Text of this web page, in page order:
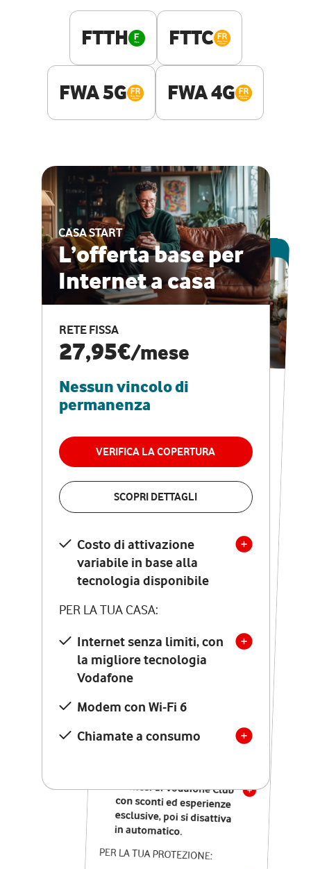
FTTH FTTC
FWA 5G FWA 4G
CASA START
L’offerta base per
Internet a casa
RETE FISSA
27,95€/mese
Nessun vincolo di
permanenza
VERIFICA LA COPERTURA
SCOPRI DETTAGLI
Costo di attivazione
variabile in base alla
tecnologia disponibile
PER LA TUA CASA:
Internet senza limiti, con
la migliore tecnologia
Vodafone
Modem con Wi-Fi 6
Chiamate a consumo
ESCLUSIVA ONLINE
CASA PRO
Internet veloce e
vantaggi speciali
RETE FISSA + VODAFONE CLUB
29,95€
permanenza
VERIFICA LA COPERTURA
Costo di attivazione
variabile in base alla
tecnologia disponibile
PER LA TUA CASA:
Internet senza limiti, con
la migliore tecnologia
Vodafone
Modem Seven con Wi-Fi 7
Chiamate illimitate verso
numeri fissi e mobili
nazionali
12 mesi di Vodafone Club
con sconti ed esperienze
esclusive, poi si disattiva
in automatico.
PER LA TUA PROTEZIONE: